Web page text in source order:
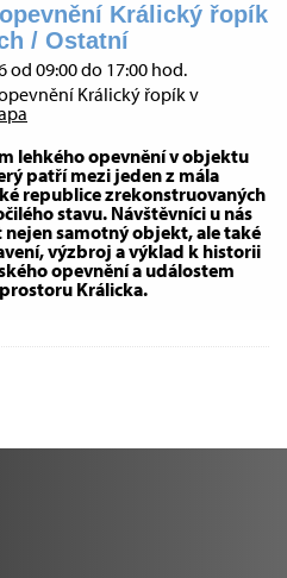
Králický řopík
/ Ostatní
od 09:00 do 17:00 hod.
Králický řopík v
lehkého opevnění v objektu
patří mezi jeden z mála
republice zrekonstruovaných
stavu. Návštěvníci u nás
samotný objekt, ale také
výzbroj a výklad k historii
opevnění a událostem
Králicka.